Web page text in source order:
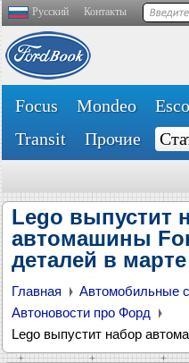
Русский Контакты
Focus Mondeo
Transit
Прочие
Lego выпустит
автомашины
деталей в
Главная
Автомобильные
Автоновости про Форд